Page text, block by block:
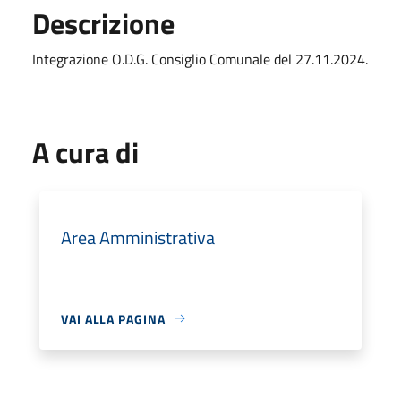
Descrizione
Integrazione O.D.G. Consiglio Comunale del 27.11.2024.
A cura di
Area Amministrativa
VAI ALLA PAGINA